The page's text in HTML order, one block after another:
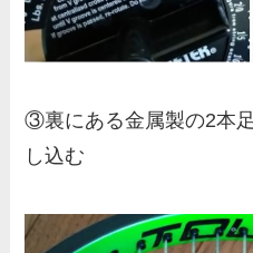
③裏にある金属製の2本
し込む